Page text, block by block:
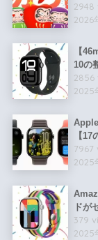
2948
2026
【
10の
2856
2025
【17
7967
2025
ドが
379
2025